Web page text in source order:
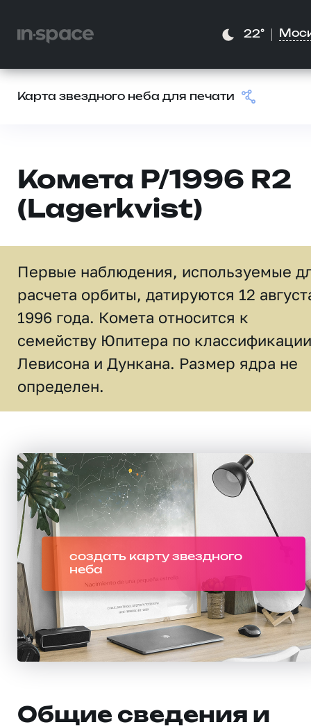
22°
Карта звездного неба для печати
Комета P/1996 R2
(Lagerkvist)
Первые наблюдения, используемые
расчета орбиты, датируются 12
1996 года. Комета относится к
семейству Юпитера по классификации
Левисона и Дункана. Размер ядра не
определен.
создать карту звездного
неба
Общие сведения и